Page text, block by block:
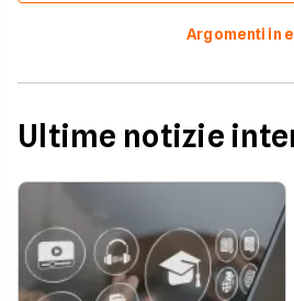
Argomenti in
Ultime notizie